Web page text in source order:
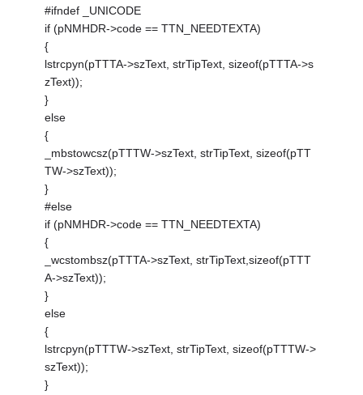
#ifndef _UNICODE
if (pNMHDR->code == TTN_NEEDTEXTA)
{
lstrcpyn(pTTTA->szText, strTipText, sizeof(pTTTA->s
zText));
}
else
{
_mbstowcsz(pTTTW->szText, strTipText, sizeof(pTT
TW->szText));
}
#else
if (pNMHDR->code == TTN_NEEDTEXTA)
{
_wcstombsz(pTTTA->szText, strTipText,sizeof(pTTT
A->szText));
}
else
{
lstrcpyn(pTTTW->szText, strTipText, sizeof(pTTTW->
szText));
}